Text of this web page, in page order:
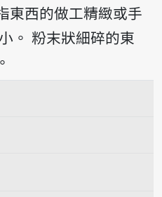
東西的做工精緻或手
。 粉末狀細碎的東